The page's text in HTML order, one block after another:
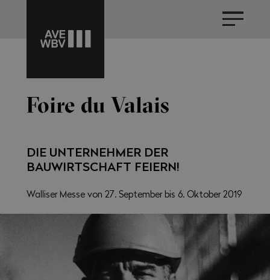
Foire du Valais
DIE UNTERNEHMER DER
BAUWIRTSCHAFT FEIERN!
Walliser Messe von 27. September bis 6. Oktober 2019